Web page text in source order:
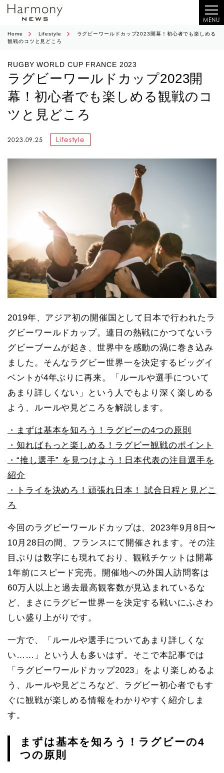
MENU
Home Lifestyle
ラグビーワールドカップ2023開幕！初心者でも楽しめる
観戦のコツと見どころ
RUGBY WORLD CUP FRANCE 2023
ラグビーワールドカップ2023開
幕！初心者でも楽しめる観戦のコ
ツと見どころ
2023.09.25 Lifestyle
2019年、アジア初の開催国として日本で行われたラ
グビーワールドカップ。連日の熱戦にかつてないラ
グビーブームが起き、世界中を感動の渦に巻き込み
ました。そんなラグビー世界一を決定するビッグイ
ベントが4年ぶりに再来。「ルールや選手について
あまり詳しくない」という人でもより深く楽しめる
よう、ルールや見どころを解説します。
・まずは基本を知ろう！ラグビーの4つの原則
・知ればもっと楽しめる！ラグビー観戦のポイント
・“推し選手” を見つけよう！日本代表の注目選手を
紹介
・トライを決めろ！頑張れ日本！ 試合日程と見どこ
ろ
今回のラグビーワールドカップは、2023年9月8日〜
10月28日の間、フランスにて開催されます。その注
目ぶりは数字にも現れており、観戦チケットは開幕
1年前にスピード完売。開催地への外国人訪問客は
60万人以上と過去最高観客数が見込まれているな
ど、まさにラグビー世界一を決定する戦いにふさわ
しい盛り上がりです。
一方で、「ルールや選手についてあまり詳しくな
い……」という人も多いはず。そこで本記事では
「ラグビーワールドカップ2023」をより楽しめるよ
う、ルールや見どころなど、ラグビー初心者でもす
ぐに観戦が楽しめる情報をわかりやすく紹介しま
す。
まずは基本を知ろう！ラグビーの4
つの原則